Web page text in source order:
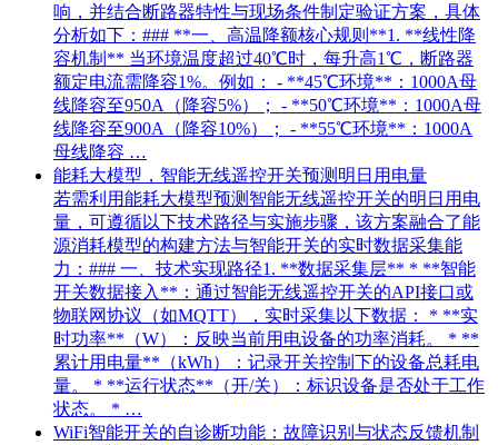
响，并结合断路器特性与现场条件制定验证方案，具体
分析如下：### **一、高温降额核心规则**1. **线性降
容机制** 当环境温度超过40℃时，每升高1℃，断路器
额定电流需降容1%。例如： - **45℃环境**：1000A母
线降容至950A（降容5%）； - **50℃环境**：1000A母
线降容至900A（降容10%）； - **55℃环境**：1000A
母线降容 …
能耗大模型，智能无线遥控开关预测明日用电量
若需利用能耗大模型预测智能无线遥控开关的明日用电
量，可遵循以下技术路径与实施步骤，该方案融合了能
源消耗模型的构建方法与智能开关的实时数据采集能
力：### 一、技术实现路径1. **数据采集层** * **智能
开关数据接入**：通过智能无线遥控开关的API接口或
物联网协议（如MQTT），实时采集以下数据： * **实
时功率**（W）：反映当前用电设备的功率消耗。 * **
累计用电量**（kWh）：记录开关控制下的设备总耗电
量。 * **运行状态**（开/关）：标识设备是否处于工作
状态。 * …
WiFi智能开关的自诊断功能：故障识别与状态反馈机制